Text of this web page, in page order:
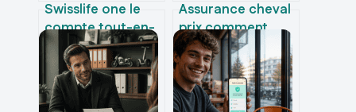
Swisslife one le
compte tout-en-
un :
fonctionnement,
avantages et
limites
Assurance cheval
prix comment
comprendre et
maîtriser votre
budget